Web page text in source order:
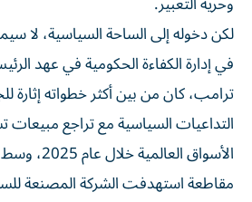
لكن دخوله إلى الساحة السياسية، لا
في إدارة الكفاءة الحكومية في عهد
ترامب، كان من بين أكثر خطواته إثارة
التداعيات السياسية مع تراجع
الأسواق
مقاطعة استهدفت الشركة ⁠المصنعة